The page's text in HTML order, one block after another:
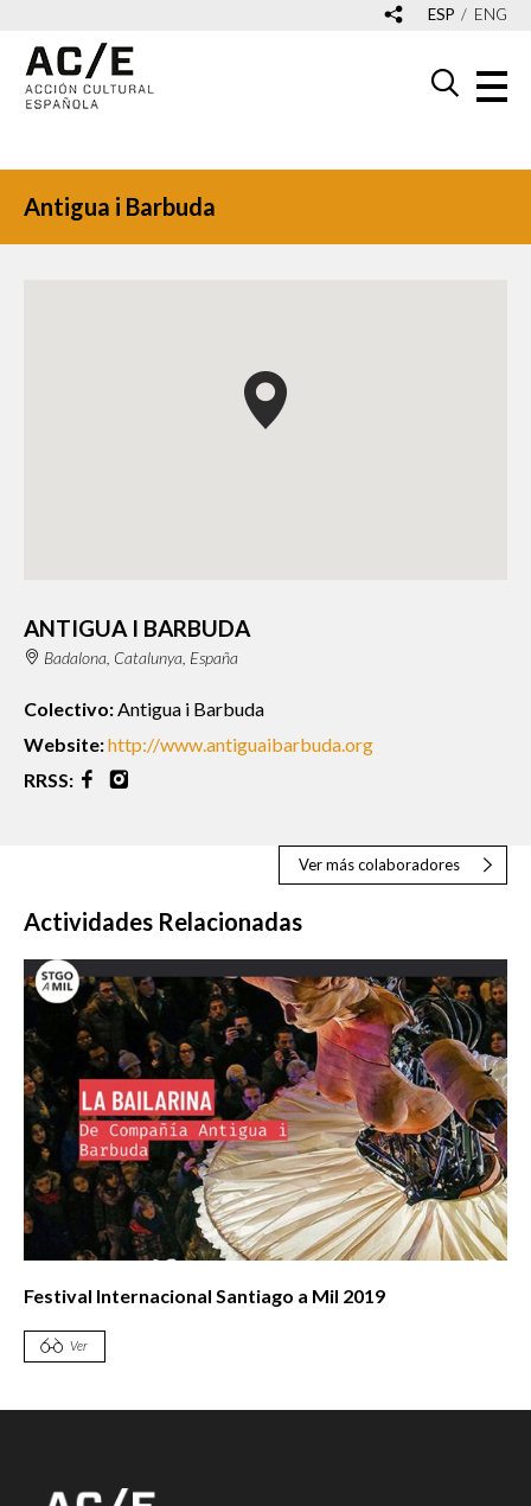
ESP ENG
Antigua i Barbuda
ANTIGUA I BARBUDA
Badalona, Catalunya, España
Colectivo: Antigua i Barbuda
Website:http://www.antiguaibarbuda.org
RRSS:
Ver más colaboradores
Actividades Relacionadas
Festival Internacional Santiago a Mil 2019
Ver